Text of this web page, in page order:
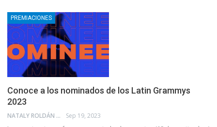
PREMIACIONES
Conoce a los nominados de los Latin Grammys
2023
NATALY ROLDÁN Sep 19, 2023